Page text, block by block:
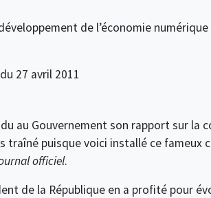
de l’économie
27 avril 2011
au Gouvernement son rapport sur la
traîné puisque voici installé ce
officiel.
de la République en a profité pour